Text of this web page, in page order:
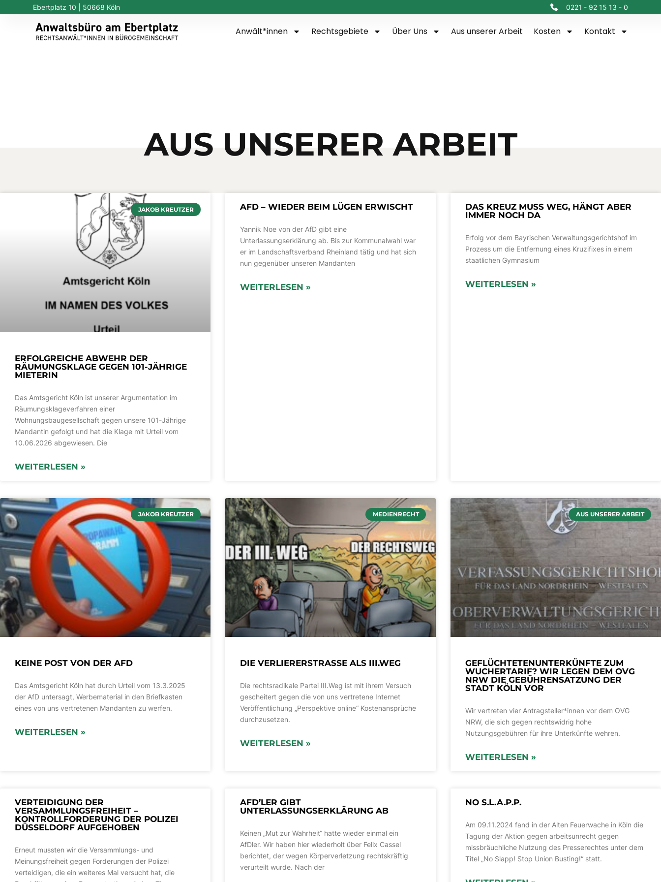
Ebertplatz 10 | 50668 Köln 0221 - 92 15 13 - 0
Anwält*innen Rechtsgebiete Über Uns Aus unserer Arbeit Kosten Kontakt
AUS UNSERER ARBEIT
JAKOB KREUTZER
ERFOLGREICHE ABWEHR DER
RÄUMUNGSKLAGE GEGEN 101-JÄHRIGE
MIETERIN
Das Amtsgericht Köln ist unserer Argumentation im
Räumungsklageverfahren einer
Wohnungsbaugesellschaft gegen unsere 101-Jährige
Mandantin gefolgt und hat die Klage mit Urteil vom
10.06.2026 abgewiesen. Die
WEITERLESEN »
AFD – WIEDER BEIM LÜGEN ERWISCHT
Yannik Noe von der AfD gibt eine
Unterlassungserklärung ab. Bis zur Kommunalwahl war
er im Landschaftsverband Rheinland tätig und hat sich
nun gegenüber unseren Mandanten
WEITERLESEN »
DAS KREUZ MUSS WEG, HÄNGT ABER
IMMER NOCH DA
Erfolg vor dem Bayrischen Verwaltungsgerichtshof im
Prozess um die Entfernung eines Kruzifixes in einem
staatlichen Gymnasium
WEITERLESEN »
JAKOB KREUTZER
KEINE POST VON DER AFD
Das Amtsgericht Köln hat durch Urteil vom 13.3.2025
der AfD untersagt, Werbematerial in den Briefkasten
eines von uns vertretenen Mandanten zu werfen.
WEITERLESEN »
MEDIENRECHT
DIE VERLIERERSTRASSE ALS III.WEG
Die rechtsradikale Partei III.Weg ist mit ihrem Versuch
gescheitert gegen die von uns vertretene Internet
Veröffentlichung „Perspektive online“ Kostenansprüche
durchzusetzen.
WEITERLESEN »
AUS UNSERER ARBEIT
GEFLÜCHTETENUNTERKÜNFTE ZUM
WUCHERTARIF? WIR LEGEN DEM OVG
NRW DIE GEBÜHRENSATZUNG DER
STADT KÖLN VOR
Wir vertreten vier Antragsteller*innen vor dem OVG
NRW, die sich gegen rechtswidrig hohe
Nutzungsgebühren für ihre Unterkünfte wehren.
WEITERLESEN »
VERTEIDIGUNG DER
VERSAMMLUNGSFREIHEIT –
KONTROLLFORDERUNG DER POLIZEI
DÜSSELDORF AUFGEHOBEN
Erneut mussten wir die Versammlungs- und
Meinungsfreiheit gegen Forderungen der Polizei
verteidigen, die ein weiteres Mal versucht hat, die
AFD’LER GIBT
UNTERLASSUNGSERKLÄRUNG AB
Keinen „Mut zur Wahrheit“ hatte wieder einmal ein
AfDler. Wir haben hier wiederholt über Felix Cassel
berichtet, der wegen Körperverletzung rechtskräftig
verurteilt wurde. Nach der
NO S.L.A.P.P.
Am 09.11.2024 fand in der Alten Feuerwache in Köln die
Tagung der Aktion gegen arbeitsunrecht gegen
missbräuchliche Nutzung des Presserechtes unter dem
Titel „No Slapp! Stop Union Busting!“ statt.